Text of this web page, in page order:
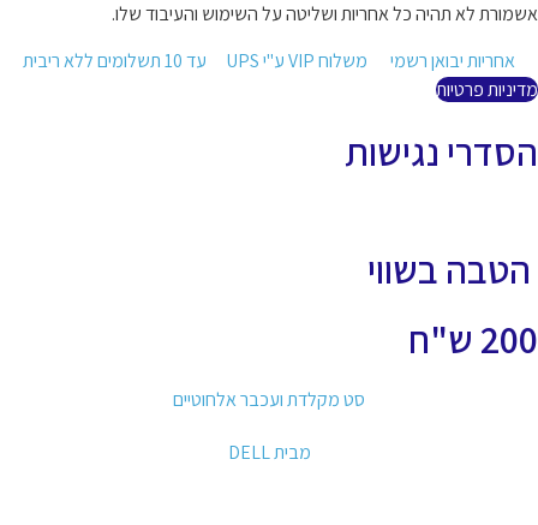
לא תהיה כל אחריות ושליטה על השימוש והעיבוד שלו.
אחריות יבואן רשמי
משלוח VIP ע"י UPS
עד 10 תשלומים ללא ריבית
פרטיות
נגישות
בשווי
ש"ח
סט מקלדת ועכבר אלחוטיים
מבית DELL